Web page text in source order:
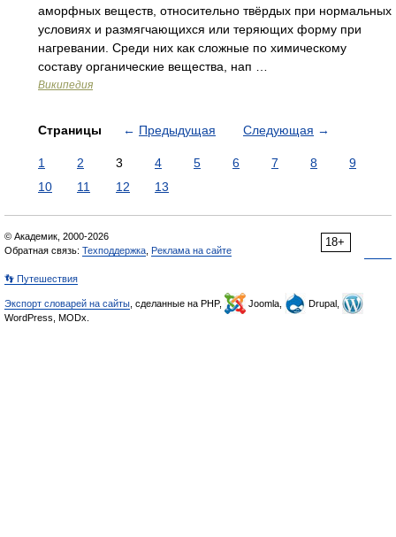
аморфных веществ, относительно твёрдых при нормальных
условиях и размягчающихся или теряющих форму при
нагревании. Среди них как сложные по химическому
составу органические вещества, нап …
Википедия
Страницы ← Предыдущая Следующая →
1 2 3 4 5 6 7 8
9
10
11 12 13
18+
© Академик, 2000-2026
Обратная связь: Техподдержка Реклама на сайте
👣 Путешествия
Экспорт словарей на сайты , сделанные на PHP, Joomla,
Drupal,
WordPress, MODx.